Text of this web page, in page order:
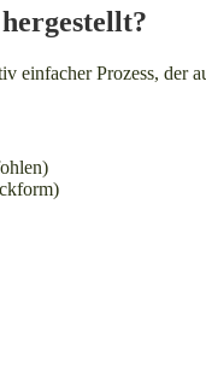
einfacher Prozess,